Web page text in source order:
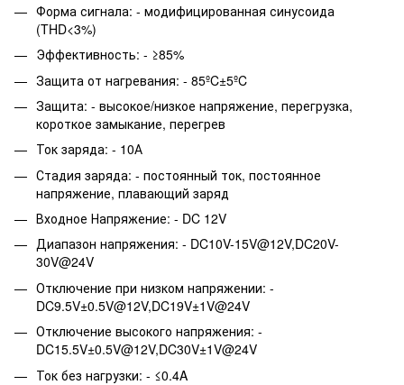
Форма сигнала: - модифицированная синусоида
(THD<3%)
Эффективность: - ≥85%
Защита от нагревания: - 85ºC±5ºC
Защита: - высокое/низкое напряжение, перегрузка,
короткое замыкание, перегрев
Ток заряда: - 10А
Стадия заряда: - постоянный ток, постоянное
напряжение, плавающий заряд
Входное Напряжение: - DC 12V
Диапазон напряжения: - DC10V-15V@12V,DC20V-
30V@24V
Отключение при низком напряжении: -
DC9.5V±0.5V@12V,DC19V±1V@24V
Отключение высокого напряжения: -
DC15.5V±0.5V@12V,DC30V±1V@24V
Ток без нагрузки: - ≤0.4A